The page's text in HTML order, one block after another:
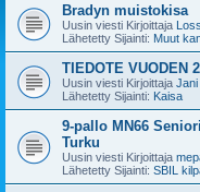
Bradyn muistokisa
Uusin viesti Kirjoittaja
Lähetetty Sijainti: Muut
TIEDOTE VUODEN
Uusin viesti Kirjoittaja Jani
Lähetetty Sijainti: Kaisa
9-pallo MN66
Turku
Uusin viesti Kirjoittaja
Lähetetty Sijainti: SBIL